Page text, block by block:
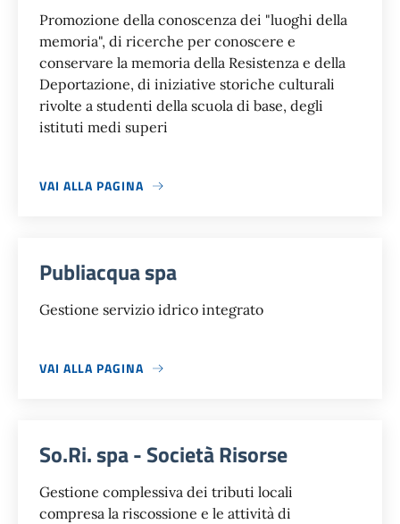
Promozione della conoscenza dei "luoghi della
memoria", di ricerche per conoscere e
conservare la memoria della Resistenza e della
Deportazione, di iniziative storiche culturali
rivolte a studenti della scuola di base, degli
istituti medi superi
VAI ALLA PAGINA
Publiacqua spa
Gestione servizio idrico integrato
VAI ALLA PAGINA
So.Ri. spa - Società Risorse
Gestione complessiva dei tributi locali
compresa la riscossione e le attività di